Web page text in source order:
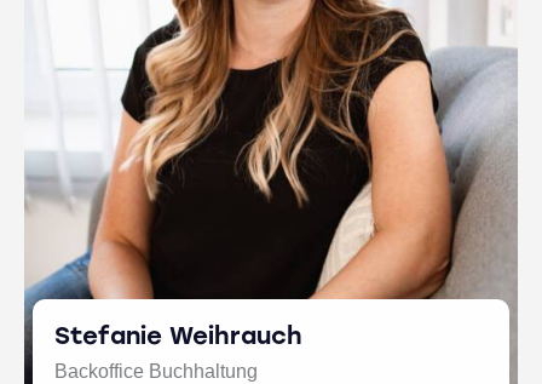
Stefanie Weihrauch
Backoffice Buchhaltung